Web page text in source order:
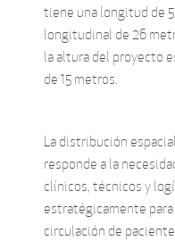
tiene una longitud de
longitudinal de 26
la altura del proyecto
de 15 metros.
La distribución
responde a la
clínicos, técnicos y
estratégicamente
circulación de